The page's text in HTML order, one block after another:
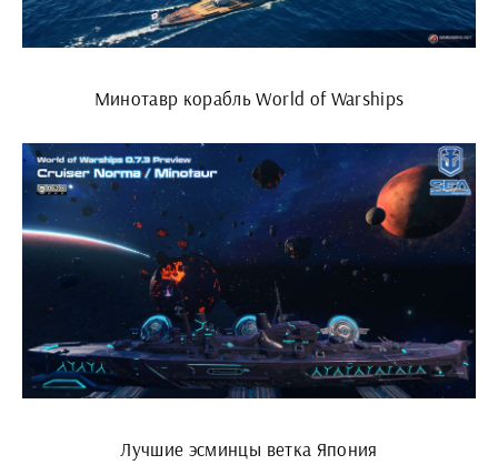
Минотавр корабль World of Warships
Лучшие эсминцы ветка Япония